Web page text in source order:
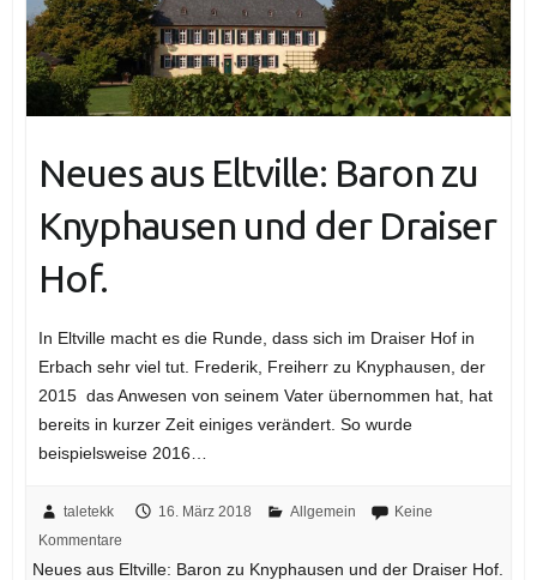
Neues aus Eltville: Baron zu
Knyphausen und der Draiser
Hof.
In Eltville macht es die Runde, dass sich im Draiser Hof in
Erbach sehr viel tut. Frederik, Freiherr zu Knyphausen, der
2015 das Anwesen von seinem Vater übernommen hat, hat
bereits in kurzer Zeit einiges verändert. So wurde
beispielsweise 2016…
taletekk 16. März 2018 Allgemein
Keine
Kommentare
Neues aus Eltville: Baron zu Knyphausen und der Draiser Hof.